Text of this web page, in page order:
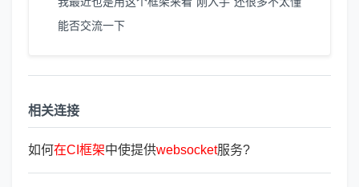
能否交流一下
相关连接
如何在CI 框架中使提供websocket服务?